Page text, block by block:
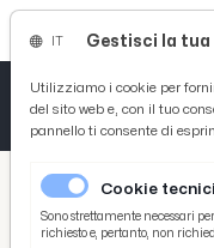
Gestisci la tua
Utilizziamo i cookie per
del sito web e, con il tuo
pannello ti consente di
Cookie
Sono strettamente necessari
richiesto e, pertanto, non
Tutto News
Tutto Sport
Basket
Tutto Curiosità